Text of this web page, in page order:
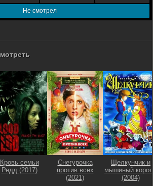
Не смотрел
Кровь семьи
Редд (2017)
Снегурочка
против всех
(2021)
Щелкунчик и
мышиный
(2004)